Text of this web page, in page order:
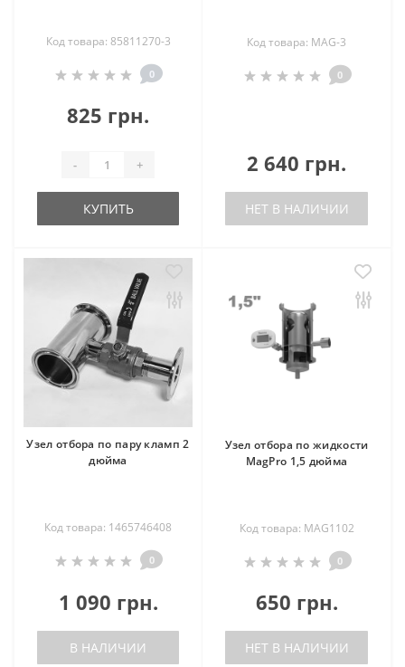
Код товара: 85811270-3
0
825 грн.
- +
КУПИТЬ
Код товара: MAG-3
0
2 640 грн.
НЕТ В НАЛИЧИИ
Узел отбора по пару кламп 2
дюйма
Код товара: 1465746408
0
1 090 грн.
В НАЛИЧИИ
Узел отбора по жидкости
MagPro 1,5 дюйма
Код товара: MAG1102
0
650 грн.
НЕТ В НАЛИЧИИ